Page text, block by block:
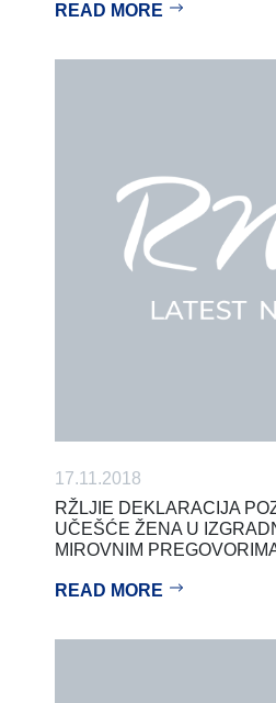
READ MORE
17.11.2018
RŽLJIE DEKLARACIJA
UČEŠĆE ŽENA U
MIROVNIM
READ MORE